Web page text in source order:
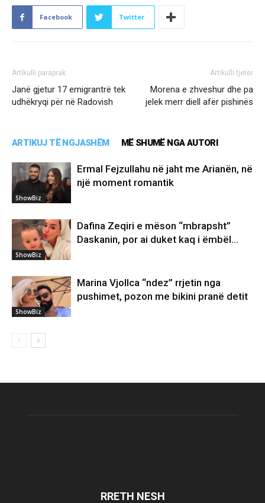
Facebook Twitter
Artikulli paraprak
Janë gjetur 17 emigrantrë tek
udhëkryqi për në Radovish
Artikulli tjetër
Morena e zhveshur dhe pa
jelek merr diell afër pishinës
ARTIKUJ TË NGJASHËM MË SHUMË NGA AUTORI
ShowBiz
Ermal Fejzullahu në jaht me Arianën, në
një moment romantik
ShowBiz
Dafina Zeqiri e mëson “mbrapsht”
Daskanin, por ai duket kaq i ëmbël…
ShowBiz
Marina Vjollca “ndez” rrjetin nga
pushimet, pozon me bikini pranë detit
RRETH NESH